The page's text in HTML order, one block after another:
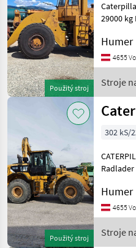
930M
938
HL
Zobrazit
vše
MARKETPLACE
Marketplace
Nabídky
prodejců
Použitý stroj
29000 kg
Motor -
- 270 PS Stroje na stavbu
Čelný
Humer
4655
Stroje
Použitý stroj
302 kS/
Radlader
Zylinder-
Motor - 302 PS,
EU Stufe
Humer
4655
Stroje